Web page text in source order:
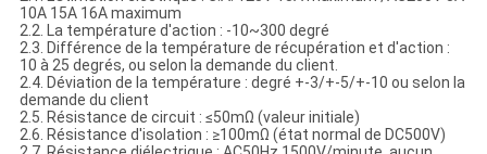
10A 15A 16A maximum
2.2. La température d'action : -10~300 degré
2.3. Différence de la température de récupération et d'action :
10 à 25 degrés, ou selon la demande du client.
2.4. Déviation de la température : degré +-3/+-5/+-10 ou selon la
demande du client
2.5. Résistance de circuit : ≤50mΩ (valeur initiale)
2.6. Résistance d'isolation : ≥100mΩ (état normal de DC500V)